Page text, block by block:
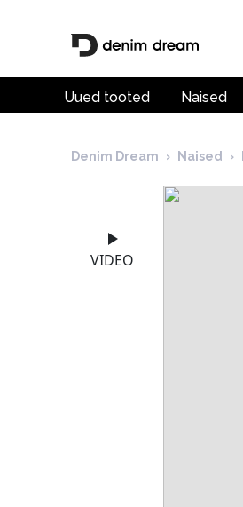
Uued tooted Naised
Denim Dream › Naised ›
VIDEO